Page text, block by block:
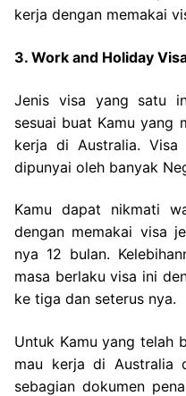
kerja dengan memakai
3. Work and Holiday
Jenis visa yang satu
sesuai buat Kamu yang
kerja di Australia.
dipunyai oleh banyak
Kamu dapat nikmati
dengan memakai visa
nya 12 bulan.
masa berlaku visa ini
ke tiga dan seterus nya.
Untuk Kamu yang telah
mau kerja di Australia
sebagian dokumen